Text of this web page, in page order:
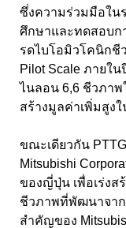
ซึ่งความร่วมมือใน
ศึกษาและทดสอบก
รดไบโอมิวโคนิกชี
Pilot Scale ภายใ
ไนลอน 6,6 ชีวภา
สร้างมูลค่าเพิ่มสูงใ
ขณะเดียวกัน
Mitsubishi
ของญี่ปุ่น เพื่อเร่ง
ชีวภาพที่พัฒนาจา
สำคัญของ